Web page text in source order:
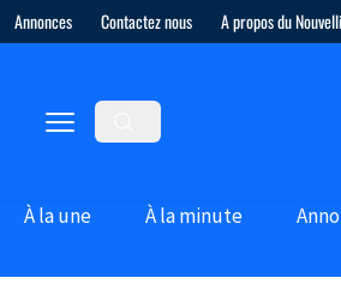
Annonces Contactez nous A propos du
À la une À la minute